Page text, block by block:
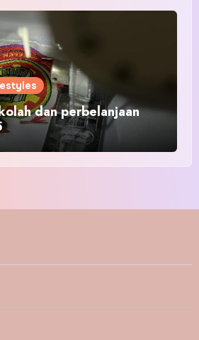
dan perbelanjaan